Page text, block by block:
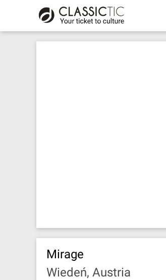
Mirage
Wiedeń, Austria